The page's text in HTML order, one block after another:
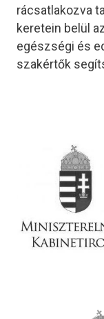
rácsatlakozva
keretein belül
egészségi és
szakértők